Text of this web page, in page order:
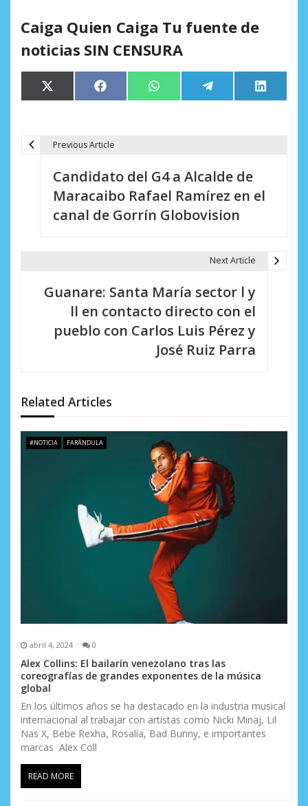
Caiga Quien Caiga Tu fuente de
noticias SIN CENSURA
Compartir
en
X
(Twitter)
Compartir
en
Facebook Compartir
en
WhatsApp Compartir
en
Telegram
en
LinkedIn
d
e
e
s
Previous Article
Candidato del G4 a Alcalde de
Maracaibo Rafael Ramírez en el
canal de Gorrín Globovision
Next Article
Guanare: Santa María sector l y
ll en contacto directo con el
pueblo con Carlos Luis Pérez y
José Ruiz Parra
Related Articles
#NOTICIA FARÁNDULA
abril 4, 2024 0
Alex Collins: El bailarín venezolano tras las
coreografías de grandes exponentes de la música
global
En los últimos años se ha destacado en la industria musical
internacional al trabajar con artistas como Nicki Minaj, Lil
Nas X, Bebe Rexha, Rosalía, Bad Bunny, e importantes
marcas Alex Coll
READ MORE